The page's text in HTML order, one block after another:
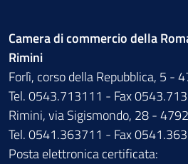
Camera di commercio della
Rimini
Forlì, corso della Repubblica, 5 -
Tel. 0543.713111 - Fax
Rimini, via Sigismondo, 28 -
Tel. 0541.363711 - Fax
Posta elettronica certificata: